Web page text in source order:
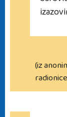
(iz